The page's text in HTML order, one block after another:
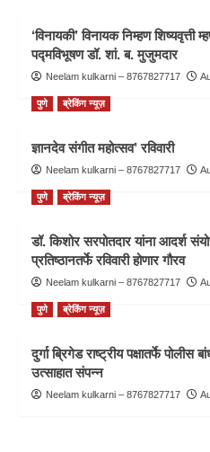
‘विनायकी’ विनायक निम्हण
पद्मविभूषण डॉ. शां. ब. मुजुमदार
Neelam kulkarni – 8767827717
पुणे ब्रेकिंग न्यूज़
ज्ञानदेव संगीत महोत्सव’ रविवारी
Neelam kulkarni – 8767827717
पुणे ब्रेकिंग न्यूज़
डॉ. किशोर सरपोतदार यांना आदर्श
प्रतिष्ठानतर्फे रविवारी होणार गौरव
Neelam kulkarni – 8767827717
पुणे ब्रेकिंग न्यूज़
दुर्गा ब्रिगेड राष्ट्रीय पक्षातर्फे पोलीस
उत्साहात संपन्न
Neelam kulkarni – 8767827717